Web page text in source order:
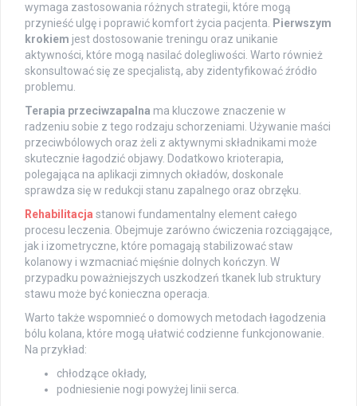
wymaga zastosowania różnych strategii, które mogą
przynieść ulgę i poprawić komfort życia pacjenta. Pierwszym
krokiem jest dostosowanie treningu oraz unikanie
aktywności, które mogą nasilać dolegliwości. Warto również
skonsultować się ze specjalistą, aby zidentyfikować źródło
problemu.
Terapia przeciwzapalna ma kluczowe znaczenie w
radzeniu sobie z tego rodzaju schorzeniami. Używanie maści
przeciwbólowych oraz żeli z aktywnymi składnikami może
skutecznie łagodzić objawy. Dodatkowo krioterapia,
polegająca na aplikacji zimnych okładów, doskonale
sprawdza się w redukcji stanu zapalnego oraz obrzęku.
Rehabilitacja stanowi fundamentalny element całego
procesu leczenia. Obejmuje zarówno ćwiczenia rozciągające,
jak i izometryczne, które pomagają stabilizować staw
kolanowy i wzmacniać mięśnie dolnych kończyn. W
przypadku poważniejszych uszkodzeń tkanek lub struktury
stawu może być konieczna operacja.
Warto także wspomnieć o domowych metodach łagodzenia
bólu kolana, które mogą ułatwić codzienne funkcjonowanie.
Na przykład:
chłodzące okłady,
podniesienie nogi powyżej linii serca.